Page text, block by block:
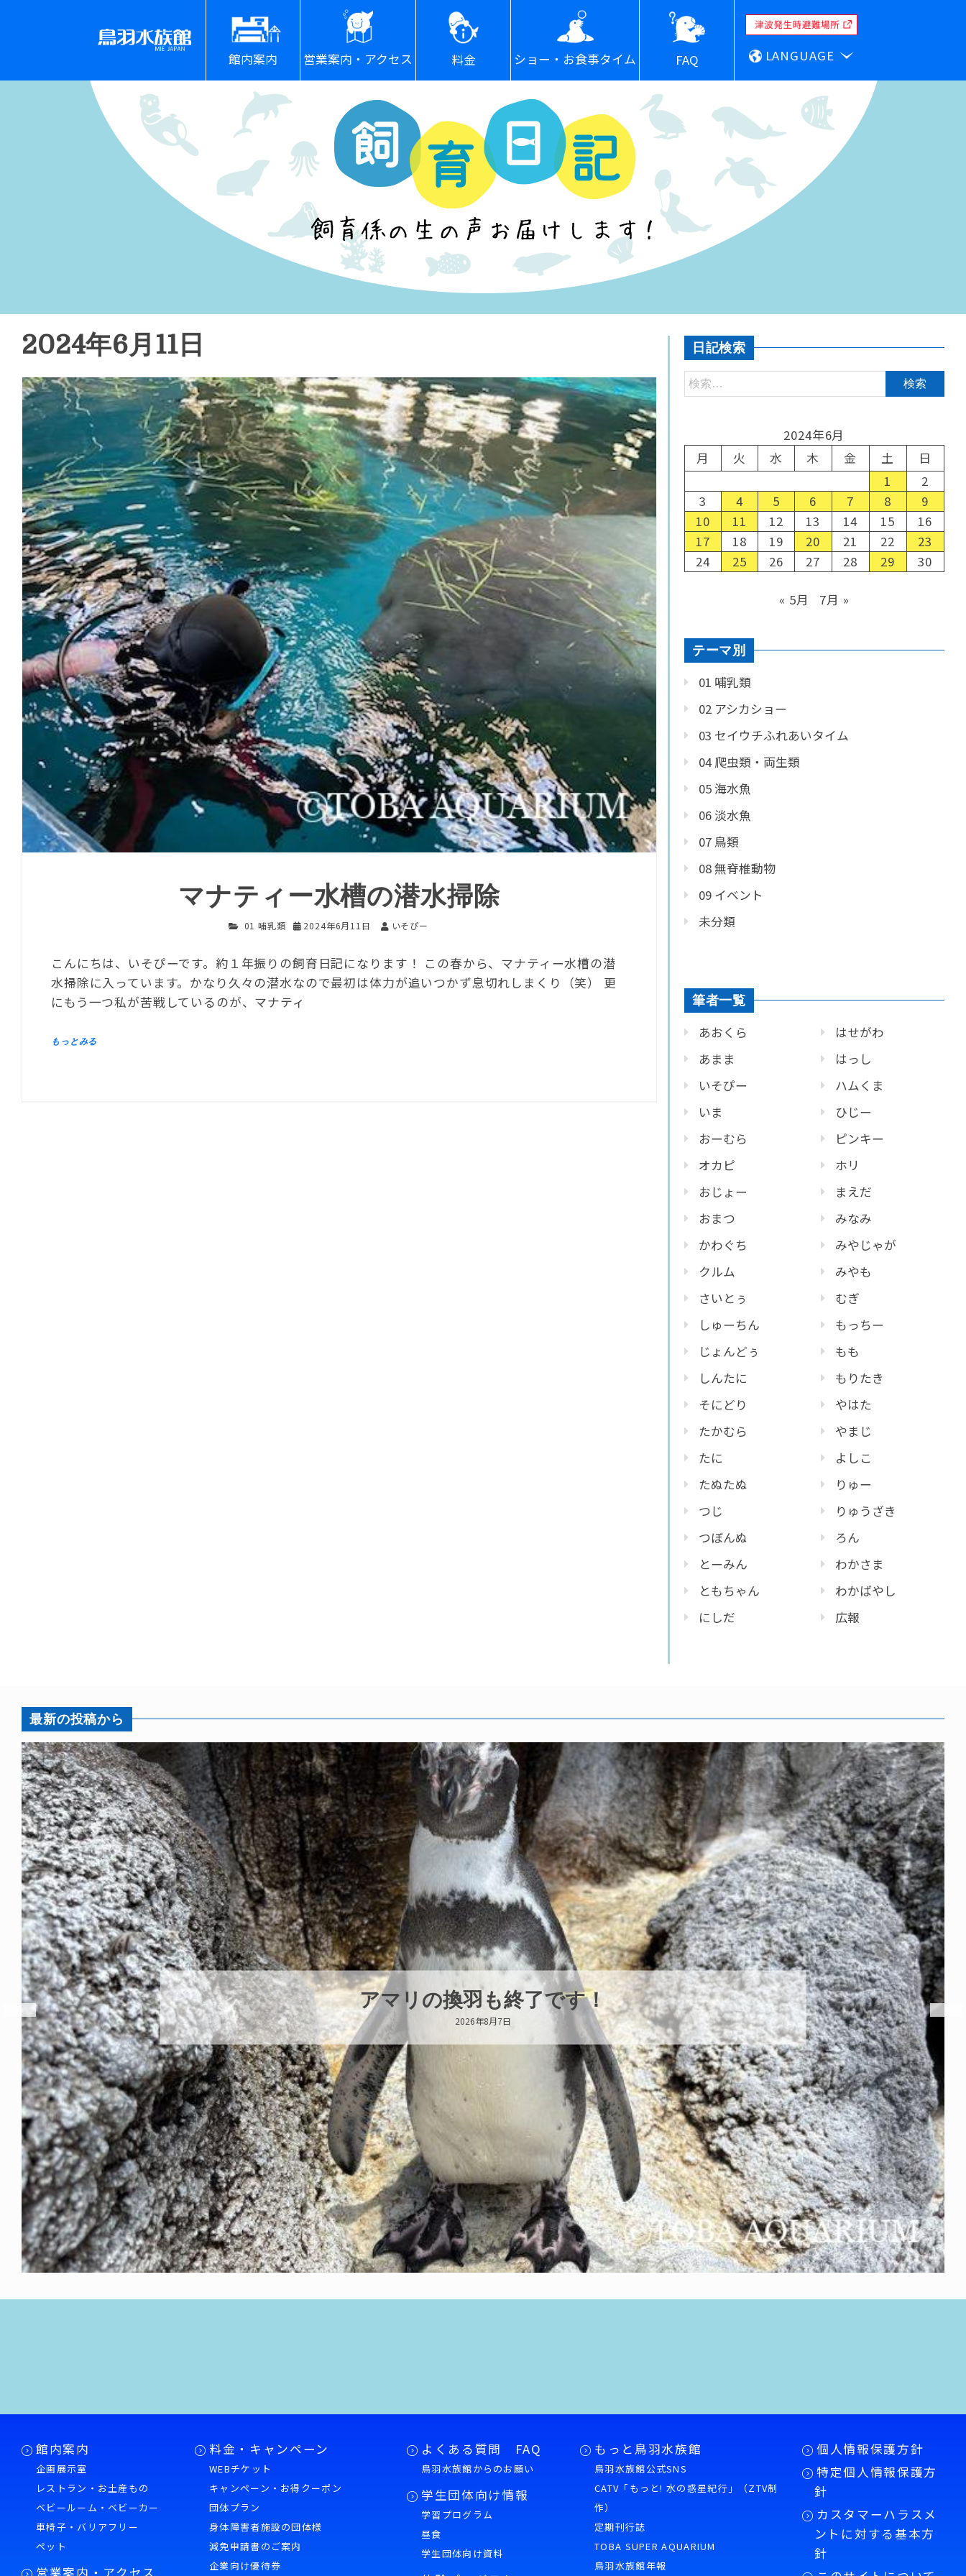
館内案内 営業案内・アクセス 料金 ショー・お食事タイム FAQ LANGUAGE
2024年6月11日
マナティー水槽の潜水掃除
01 哺乳類 2024年6月11日 いそぴー
こんにちは、いそぴーです。約１年振りの飼育日記になります！ この春から、マナティー水槽の潜
水掃除に入っています。かなり久々の潜水なので最初は体力が追いつかず息切れしまくり（笑） 更
にもう一つ私が苦戦しているのが、マナティ
日記検索
2024年6月
月
火 水 木 金 土
日
1
2
3
4 5 6 7 8
9
10
11 12 13 14 15
16
17
18 19 20 21 22
23
24
25 26 27 28 29 30
« 5月 7月 »
テーマ別
01 哺乳類
02 アシカショー
03 セイウチふれあいタイム
04 爬虫類・両生類
05 海水魚
06 淡水魚
07 鳥類
08 無脊椎動物
09 イベント
未分類
筆者一覧
あおくら
あまま
いそぴー
いま
おーむら
オカピ
おじょー
おまつ
かわぐち
クルム
さいとぅ
しゅーちん
じょんどぅ
しんたに
そにどり
たかむら
たに
たぬたぬ
つじ
つぼんぬ
とーみん
ともちゃん
にしだ
はせがわ
はっし
ハムくま
ひじー
ピンキー
ホリ
まえだ
みなみ
みやじゃが
みやも
むぎ
もっちー
もも
もりたき
やはた
やまじ
よしこ
りゅー
りゅうざき
ろん
わかさま
わかばやし
広報
最新の投稿から
トビウオ幼魚展示中！
2026年8月6日
館内案内
企画展示室
レストラン・お土産もの
ベビールーム・ベビーカー
車椅子・バリアフリー
ペット
営業案内・アクセス
料金・キャンペーン
WEBチケット
キャンペーン・お得クーポン
団体プラン
身体障害者施設の団体様
減免申請書のご案内
企業向け優待券
よくある質問 FAQ
鳥羽水族館からのお願い
学生団体向け情報
学習プログラム
昼食
学生団体向け資料
もっと鳥羽水族館
鳥羽水族館公式SNS
CATV「もっと! 水の惑星紀行」（ZTV制
作）
定期刊行誌
TOBA SUPER AQUARIUM
鳥羽水族館年報
個人情報保護方針
特定個人情報保護方
針
カスタマーハラスメ
ントに対する基本方
針